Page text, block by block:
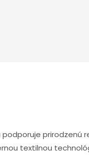
prirodzenú
textilnou